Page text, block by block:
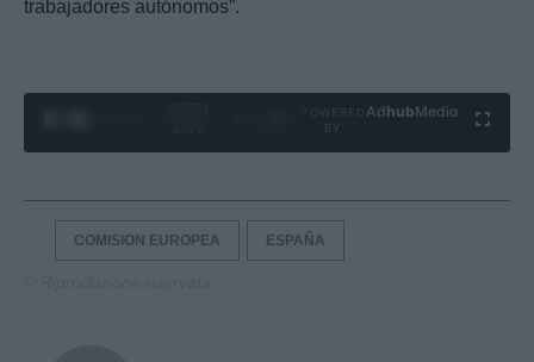
trabajadores autónomos”.
Ad hubMedia
COMISION EUROPEA ESPAÑA